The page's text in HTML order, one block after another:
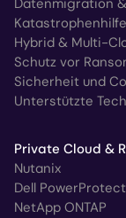
Datenmigration
Katastrophenhilfe
Hybrid & Multi-
Schutz vor
Sicherheit und
Unterstützte
Private Cloud &
Nutanix
Dell
NetApp ONTAP